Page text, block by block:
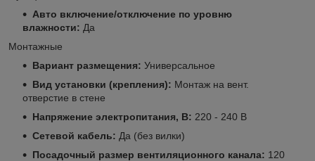
Авто включение/отключение по уровню
влажности: Да
Монтажные
Вариант размещения: Универсальное
Вид установки (крепления): Монтаж на вент.
отверстие в стене
Напряжение электропитания, В: 220 - 240 В
Сетевой кабель: Да (без вилки)
Посадочный размер вентиляционного канала: 120